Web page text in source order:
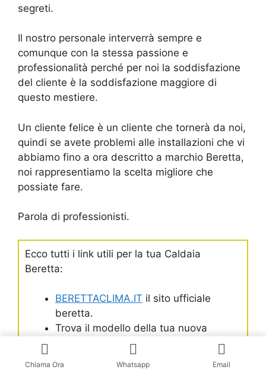
segreti.
Il nostro personale interverrà sempre e
comunque con la stessa passione e
professionalità perché per noi la soddisfazione
del cliente è la soddisfazione maggiore di
questo mestiere.
Un cliente felice è un cliente che tornerà da noi,
quindi se avete problemi alle installazioni che vi
abbiamo fino a ora descritto a marchio Beretta,
noi rappresentiamo la scelta migliore che
possiate fare.
Parola di professionisti.
Ecco tutti i link utili per la tua Caldaia
Beretta:
BERETTACLIMA.IT il sito ufficiale
beretta.
Trova il modello della tua nuova
Caldaia a Condesazione
Trova il modello della tua
Chiama Ora Whatsapp Email